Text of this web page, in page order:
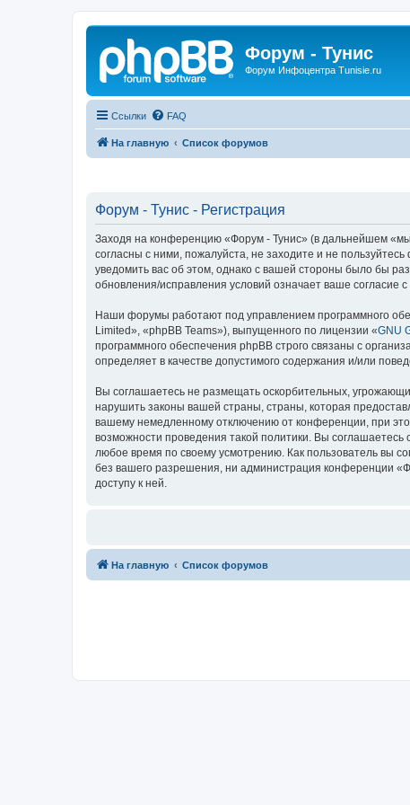
Форум - Тунис
Форум Инфоцентра Tunisie.ru
Ссылки FAQ
На главную Список форумов
Форум - Тунис - Регистрация
Заходя на конференцию «Форум - Тунис» (в дальнейшем
согласны с ними, пожалуйста, не заходите и не
уведомить вас об этом, однако с вашей стороны было бы
обновления/исправления условий означает ваше согласие
Наши форумы работают под управлением программного
Limited», «phpBB Teams»), выпущенного по лицензии «GNU
программного обеспечения phpBB строго связаны с
определяет в качестве допустимого содержания и/или
Вы соглашаетесь не размещать оскорбительных,
нарушить законы вашей страны, страны, которая
вашему немедленному отключению от конференции, при
возможности проведения такой политики. Вы
любое время по своему усмотрению. Как пользователь вы
без вашего разрешения, ни администрация конференции
доступу к ней.
На главную Список форумов